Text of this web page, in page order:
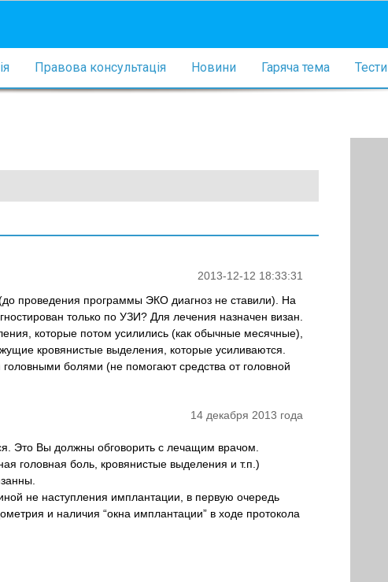
Правова консультація Новини Гаряча тема Тести
2013-12-12 18:33:31
проведения программы ЭКО диагноз не ставили). На
только по УЗИ? Для лечения назначен визан.
которые потом усилились (как обычные месячные),
кровянистые выделения, которые усиливаются.
болями (не помогают средства от головной
14 декабря 2013 года
Это Вы должны обговорить с лечащим врачом.
головная боль, кровянистые выделения и т.п.)
не наступления имплантации, в первую очередь
и наличия “окна имплантации” в ходе протокола